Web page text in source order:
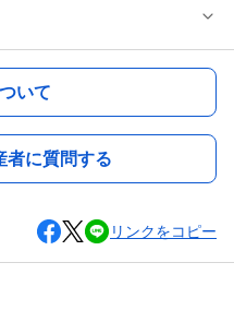
いて
者に質問する
リンクをコピー